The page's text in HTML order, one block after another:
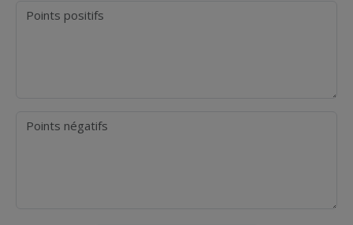
Points positifs
Points négatifs